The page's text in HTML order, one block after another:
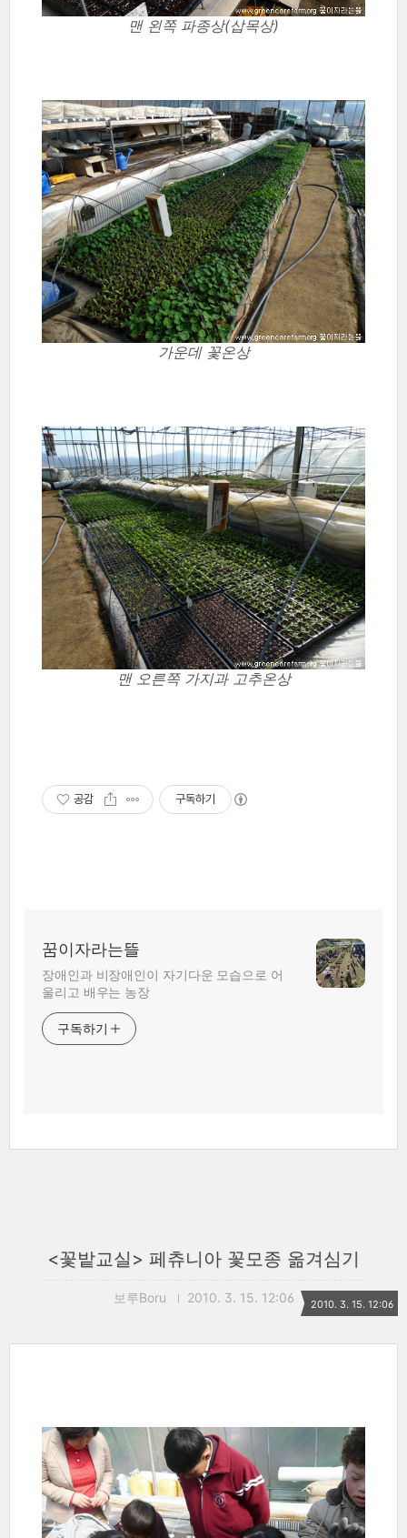
맨 왼쪽 파종상(삽목상)
가운데 꽃온상
맨 오른쪽 가지과 고추온상
공감 구독하기
꿈이자라는뜰
장애인과 비장애인이 자기다운 모습으로 어
울리고 배우는 농장
구독하기
<꽃밭교실> 페츄니아 꽃모종 옮겨심기
보루Boru 2010. 3. 15. 12:06 2010. 3. 15. 12:06